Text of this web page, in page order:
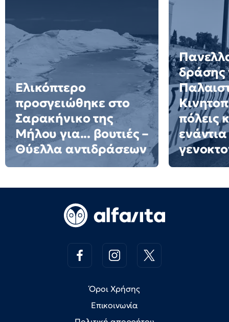
Ελικόπτερο
προσγειώθηκε στο
Σαρακήνικο της
Μήλου για... βουτιές –
Θύελλα αντιδράσεων
δράσης
πόλεις
Όροι Χρήσης
Επικοινωνία